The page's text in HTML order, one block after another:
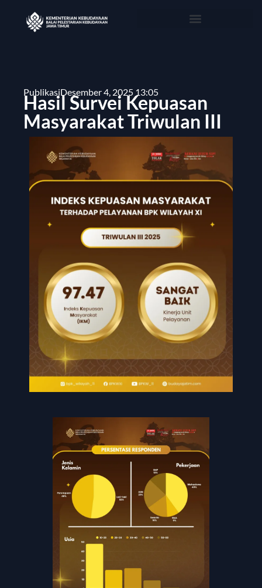
PublikasiDesember 4, 2025 13:05
Hasil Survei Kepuasan
Masyarakat Triwulan III